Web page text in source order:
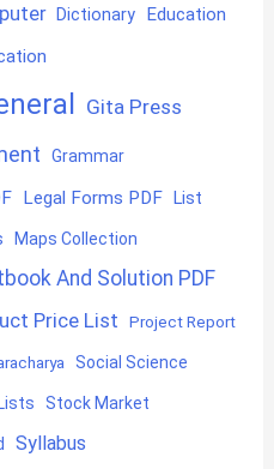
Dictionary Education
Gita Press
Grammar
Legal Forms PDF List
Maps Collection
And Solution PDF
Price List Project Report
Social Science
Stock Market
Syllabus